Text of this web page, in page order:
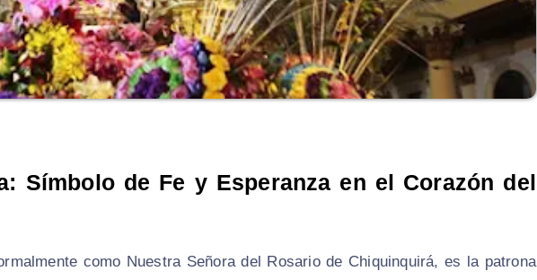
Símbolo de Fe y Esperanza en el Corazón del
como Nuestra Señora del Rosario de Chiquinquirá, es la patrona